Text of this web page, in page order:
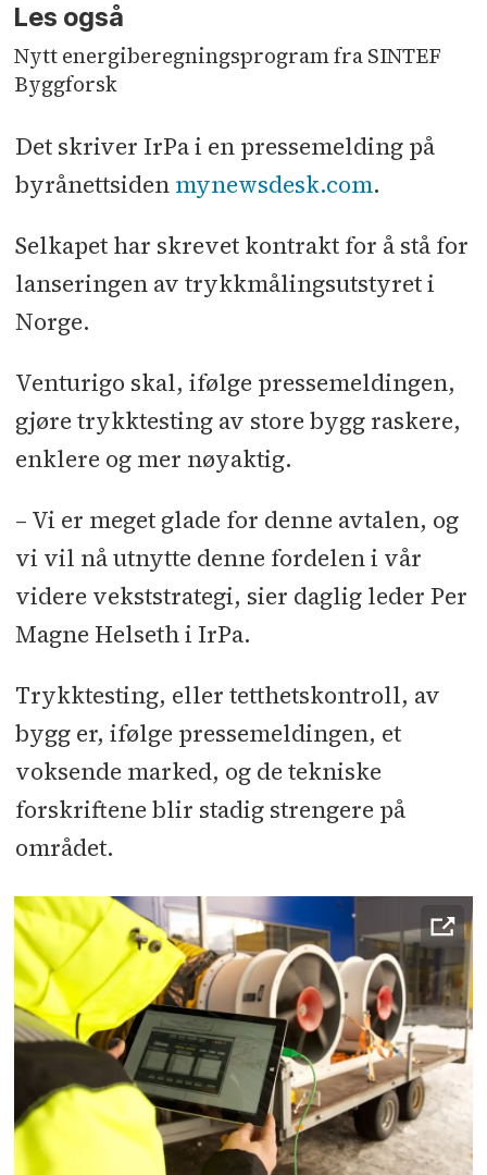
Les også
Nytt energiberegningsprogram fra SINTEF
Byggforsk
Det skriver IrPa i en pressemelding på
byrånettsiden mynewsdesk.com.
Selkapet har skrevet kontrakt for å stå for
lanseringen av trykkmålingsutstyret i
Norge.
Venturigo skal, ifølge pressemeldingen,
gjøre trykktesting av store bygg raskere,
enklere og mer nøyaktig.
– Vi er meget glade for denne avtalen, og
vi vil nå utnytte denne fordelen i vår
videre vekststrategi, sier daglig leder Per
Magne Helseth i IrPa.
Trykktesting, eller tetthetskontroll, av
bygg er, ifølge pressemeldingen, et
voksende marked, og de tekniske
forskriftene blir stadig strengere på
området.